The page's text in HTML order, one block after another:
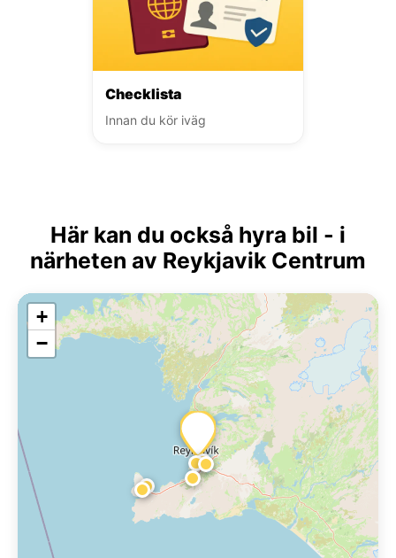
Checklista
Innan du kör iväg
Här kan du också hyra bil - i
närheten av Reykjavik Centrum
+
−